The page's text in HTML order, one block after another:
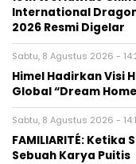
International
2026 Resmi Digelar
Sabtu, 8 Agustus 2026 -
Himel Hadirkan Visi
Global “Dream
Sabtu, 8 Agustus 2026 -
FAMILIARITÉ:
Sebuah Karya Puitis